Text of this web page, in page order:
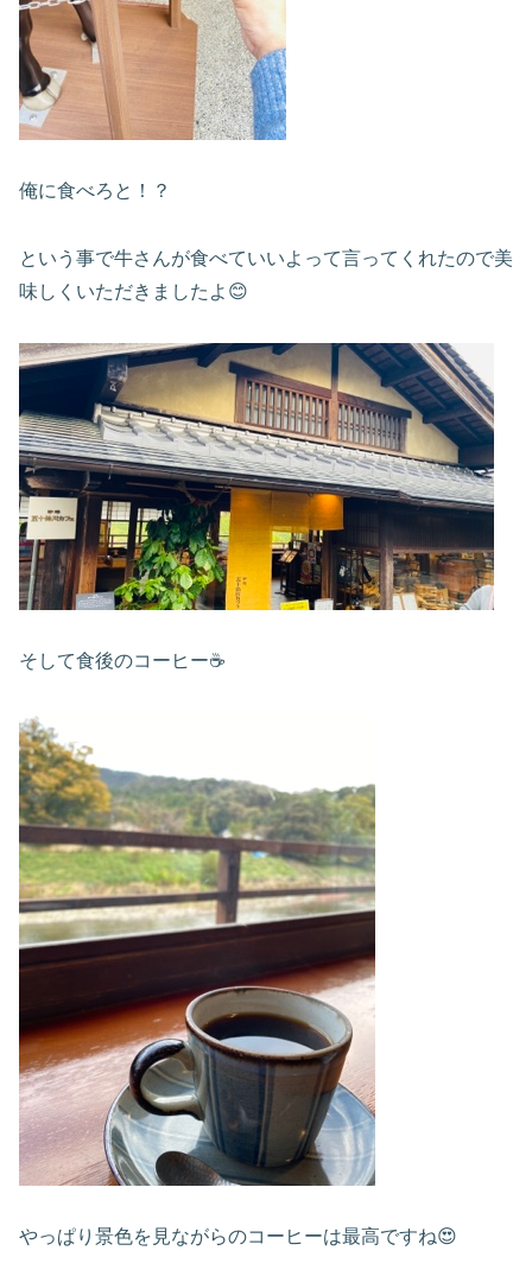
俺に食べろと！？
という事で牛さんが食べていいよって言ってくれたので美
味しくいただきましたよ😊
そして食後のコーヒー☕️
やっぱり景色を見ながらのコーヒーは最高ですね😍